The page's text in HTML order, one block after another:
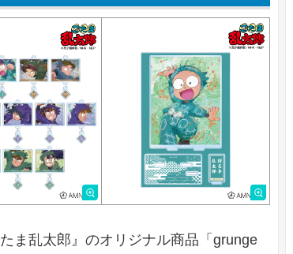
ま乱太郎』のオリジナル商品「grunge